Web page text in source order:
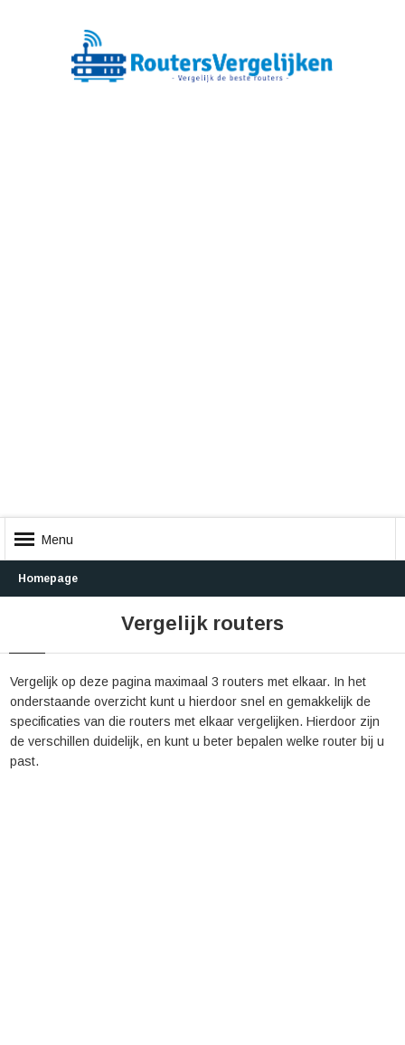
Menu
Homepage
Vergelijk routers
Vergelijk op deze pagina maximaal 3 routers met elkaar. In het
onderstaande overzicht kunt u hierdoor snel en gemakkelijk de
specificaties van die routers met elkaar vergelijken. Hierdoor zijn
de verschillen duidelijk, en kunt u beter bepalen welke router bij u
past.